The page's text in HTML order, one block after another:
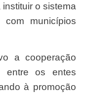
o sistema
com municípios
entre os entes
à promoção